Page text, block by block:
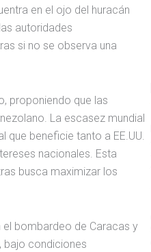
en el ojo del huracán
autoridades
si no se observa una
proponiendo que las
La escasez mundial
que beneficie tanto a EE.UU.
nacionales. Esta
busca maximizar los
el bombardeo de Caracas y
bajo condiciones